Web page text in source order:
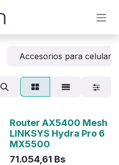
Accesorios para
Agotado
Router AX5400 Mesh
LINKSYS Hydra Pro 6
MX5500
71.054,61 Bs